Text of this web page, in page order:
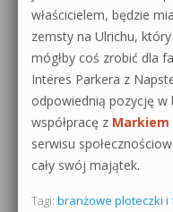
właścicielem, będzie
zemsty na Ulrichu,
mógłby coś zrobić dla
Interes Parkera z
odpowiednią pozycję w
współpracę z
serwisu
cały swój majątek.
Tagi: branżowe ploteczki i